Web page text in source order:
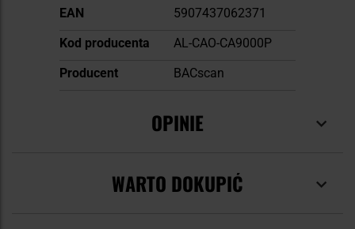
Więcej
EAN
5907437062371
Kod producenta
AL-CAO-CA9000P
Producent
BACscan
OPINIE
WARTO DOKUPIĆ